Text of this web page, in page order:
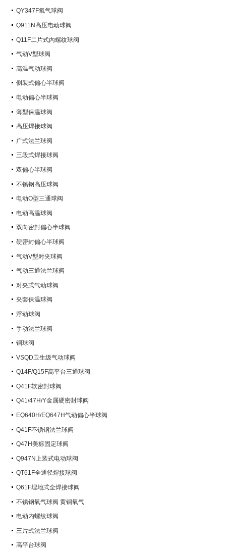
QY347F氧气球阀
Q911N高压电动球阀
Q11F二片式內螺纹球阀
气动V型球阀
高温气动球阀
侧装式偏心半球阀
电动偏心半球阀
薄型保温球阀
高压焊接球阀
广式法兰球阀
三段式焊接球阀
双偏心半球阀
不锈钢高压球阀
电动O型三通球阀
电动高温球阀
双向密封偏心半球阀
硬密封偏心半球阀
气动V型对夹球阀
气动三通法兰球阀
对夹式气动球阀
夹套保温球阀
浮动球阀
手动法兰球阀
铜球阀
VSQD卫生级气动球阀
Q14F/Q15F高平台三通球阀
Q41F软密封球阀
Q41/47H/Y金属硬密封球阀
EQ640H/EQ647H气动偏心半球阀
Q41F不锈钢法兰球阀
Q47H美标固定球阀
Q947N上装式电动球阀
QT61F全通径焊接球阀
Q61F埋地式全焊接球阀
不锈钢氧气球阀 黄铜氧气
电动内螺纹球阀
三片式法兰球阀
高平台球阀